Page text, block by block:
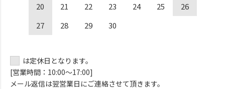
20
21 22 23 24 25
26
27
28 29 30
は定休日となります。
[営業時間：10:00～17:00]
メール返信は翌営業日にご連絡させて頂きます。